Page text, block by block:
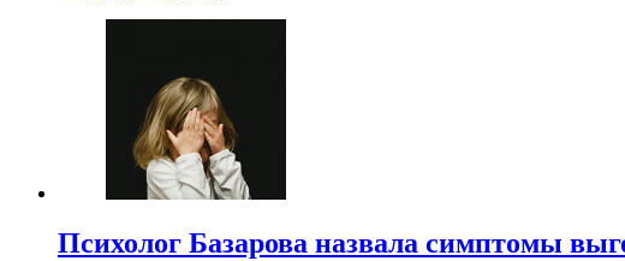
Психолог Базарова назвала симптомы